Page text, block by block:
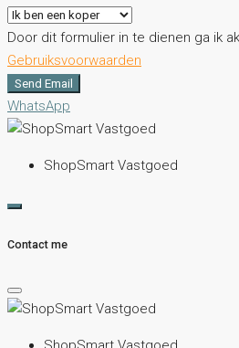
Door dit formulier in te dienen ga ik
Gebruiksvoorwaarden
Send Email
WhatsApp
ShopSmart Vastgoed
Contact me